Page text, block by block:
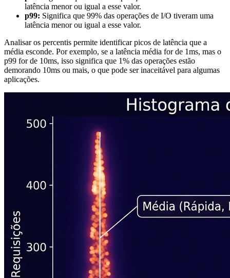
latência menor ou igual a esse valor.
p99: Significa que 99% das operações de I/O tiveram uma
latência menor ou igual a esse valor.
Analisar os percentis permite identificar picos de latência que a
média esconde. Por exemplo, se a latência média for de 1ms, mas o
p99 for de 10ms, isso significa que 1% das operações estão
demorando 10ms ou mais, o que pode ser inaceitável para algumas
aplicações.